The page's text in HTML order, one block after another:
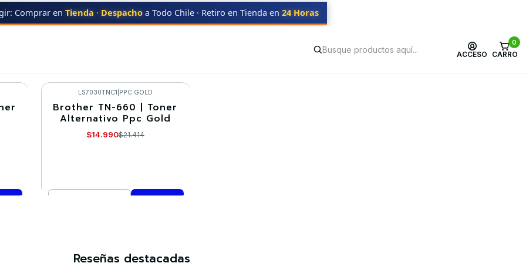
ACCESO
0
CARRO
Comprar en Tienda · Despacho a Todo Chile · Retiro en Tienda en 24 Horas
TN-660
TN-660
-30%
LS7030TNC1 PPC GOLD
Brother TN-660 | Toner
Alternativo Ppc Gold
$14.990$21.414
Reseñas destacadas